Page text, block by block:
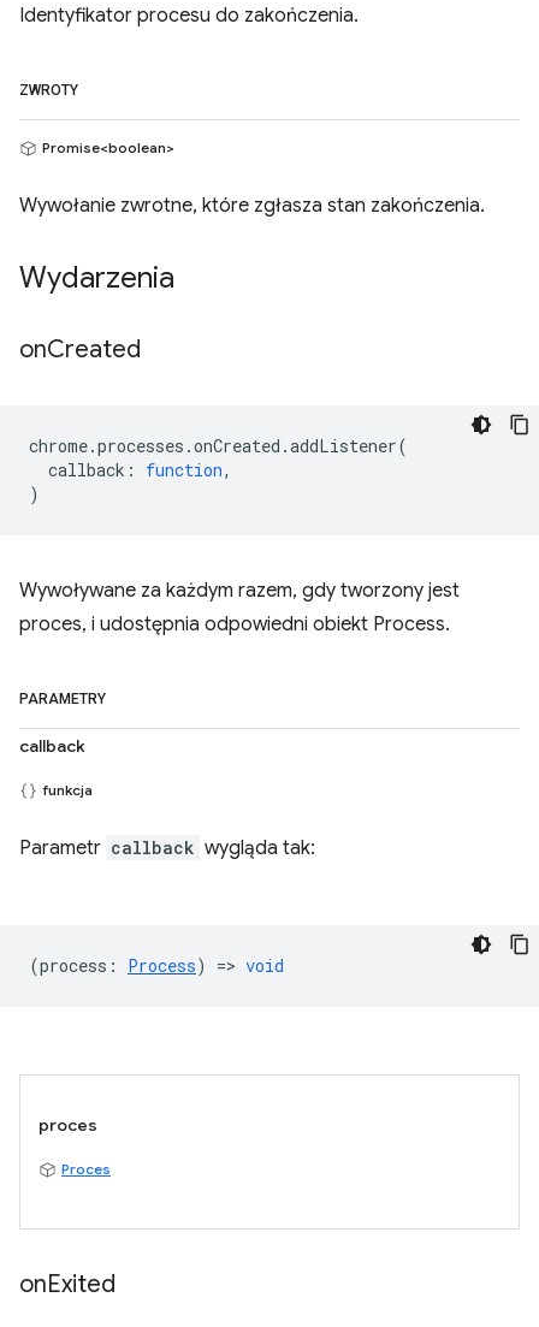
Identyfikator procesu do zakończenia.
ZWROTY
Promise<boolean>
Wywołanie zwrotne, które zgłasza stan zakończenia.
Wydarzenia
onCreated
chrome.processes .onCreated .addListener(
callback : function,
)
Wywoływane za każdym razem, gdy tworzony jest
proces, i udostępnia odpowiedni obiekt Process.
PARAMETRY
callback
funkcja
Parametr callback wygląda tak:
(process : Process) => void
proces
Proces
onExited